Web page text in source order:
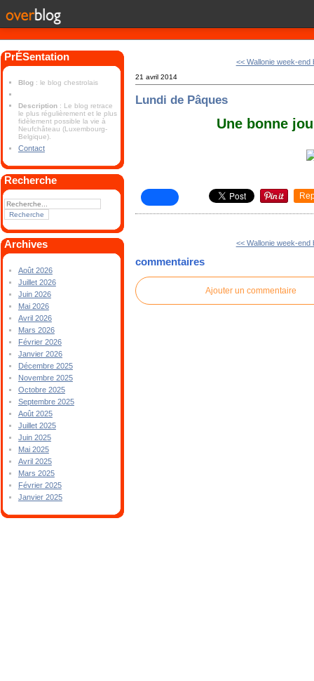
PrÉSentation
Blog : le blog chestrolais
Description : Le blog retrace
le plus régulièrement et le plus
fidèlement possible la vie à
Neufchâteau (Luxembourg-
Belgique).
Contact
Recherche
Archives
Août 2026
Juillet 2026
Juin 2026
Mai 2026
Avril 2026
Mars 2026
Février 2026
Janvier 2026
Décembre 2025
Novembre 2025
Octobre 2025
Septembre 2025
Août 2025
Juillet 2025
Juin 2025
Mai 2025
Avril 2025
Mars 2025
Février 2025
Janvier 2025
<< Wallonie week-end
21 avril 2014
Lundi de Pâques
Une bonne
<< Wallonie week-end
commentaires
Ajouter un commentaire